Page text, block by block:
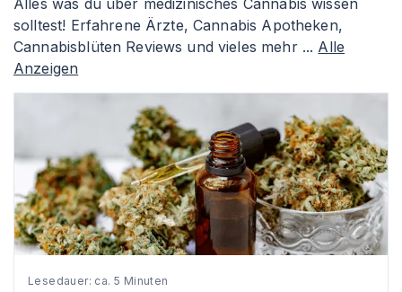
Alles was du über medizinisches Cannabis wissen
solltest! Erfahrene Ärzte, Cannabis Apotheken,
Cannabisblüten Reviews und vieles mehr ... Alle
Anzeigen
Lesedauer: ca. 5 Minuten